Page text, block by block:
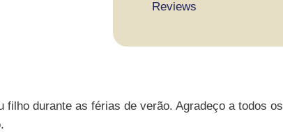
Reviews
durante as férias de verão. Agradeço a todos os